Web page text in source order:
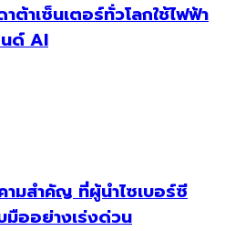
าเซ็นเตอร์ทั่วโลกใช้ไฟฟ้า
ด์ AI
มสำคัญ ที่ผู้นำไซเบอร์ซี
ออย่างเร่งด่วน